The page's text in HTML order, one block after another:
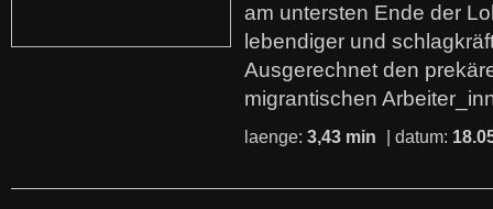
am untersten Ende der
lebendiger und
Ausgerechnet den
migrantischen
laenge: 3,43 min | datum: